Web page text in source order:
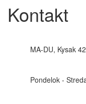
Kontakt
MA-DU, Kysak
Pondelok -